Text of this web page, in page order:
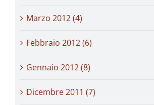
Marzo 2012 (4)
Febbraio 2012 (6)
Gennaio 2012 (8)
Dicembre 2011 (7)